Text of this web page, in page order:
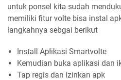
untuk ponsel kita sudah
memiliki fitur volte bisa instal
langkahnya sebgai berikut
Install Aplikasi Smartvolte
Kemudian buka aplikasi dan
Tap regis dan izinkan apk